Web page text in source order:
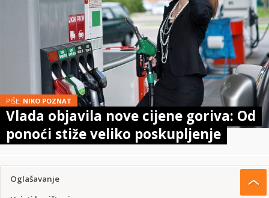
PIŠE: NIKO POZNAT
Vlada objavila nove cijene goriva: Od
ponoći stiže veliko poskupljenje
Oglašavanje